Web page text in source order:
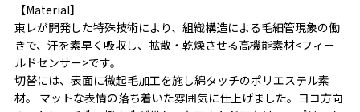
【Material】
東レが開発した特殊技術により、組織構造による毛細管現象の働
きで、汗を素早く吸収し、拡散・乾燥させる高機能素材<フィー
ルドセンサー>です。
切替には、表面に微起毛加工を施し綿タッチのポリエステル素
材。 マットな表情の落ち着いた雰囲気に仕上げました。ヨコ方向